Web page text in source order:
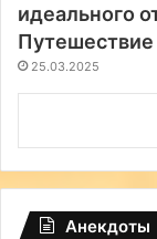
идеального
Путешествие
25.03.2025
Анекдоты